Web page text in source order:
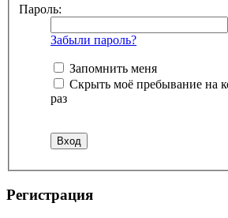
Пароль:
Забыли пароль?
Запомнить меня
Скрыть моё пребывание на
раз
Регистрация